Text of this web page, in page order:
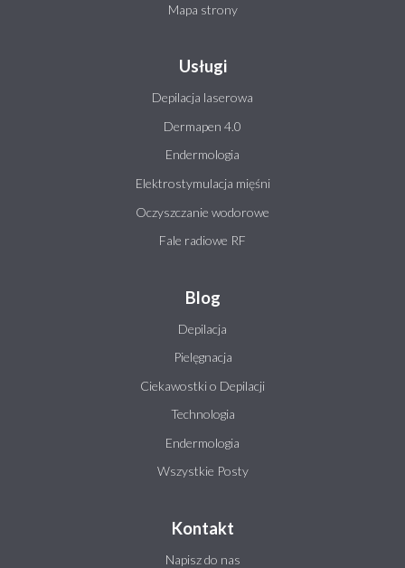
Mapa strony
Usługi
Depilacja laserowa
Dermapen 4.0
Endermologia
Elektrostymulacja mięśni
Oczyszczanie wodorowe
Fale radiowe RF
Blog
Depilacja
Pielęgnacja
Ciekawostki o Depilacji
Technologia
Endermologia
Wszystkie Posty
Kontakt
Napisz do nas